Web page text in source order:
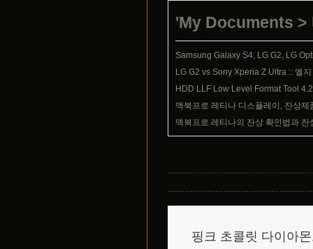
'My Documents >
Samsung Galaxy S4, LG G2, LG
LG G2 vs Sony Xperia Z Ultra :: 엘
HDD LLF Low Level Format Tool
맥북프로 레티나 디스플레이, 잔상
맥북프로 레티나의 잔상 확인법과
핑크 초콜릿 다이아